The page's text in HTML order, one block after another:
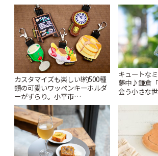
カスタマイズも楽しい!約500種
類の可愛いワッペンキーホルダ
ーがずらり。小平市
「Kimamaya T&K」 | ことりっ
ぷ
キュートな
夢中♪鎌倉
会う小さな